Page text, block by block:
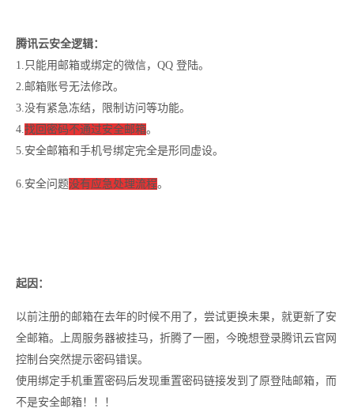
腾讯云安全逻辑：
1.只能用邮箱或绑定的微信，QQ 登陆。
2.邮箱账号无法修改。
3.没有紧急冻结，限制访问等功能。
4.找回密码不通过安全邮箱。
5.安全邮箱和手机号绑定完全是形同虚设。
6.安全问题没有应急处理流程。
起因：
以前注册的邮箱在去年的时候不用了，尝试更换未果，就更新了安
全邮箱。上周服务器被挂马，折腾了一圈，今晚想登录腾讯云官网
控制台突然提示密码错误。
使用绑定手机重置密码后发现重置密码链接发到了原登陆邮箱，而
不是安全邮箱！！！